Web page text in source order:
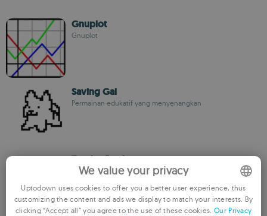
Gnuplot
Gnuplot
Saving Gal
Permainan edukatif yang menyenangkan
TeacherBook
Hassan_ameer_raddad
ENGLISH
We value your privacy
Uptodown uses cookies to offer you a better user experience, thus
customizing the content and ads we display to match your interests. By
clicking “Accept all” you agree to the use of these cookies. Our Privacy